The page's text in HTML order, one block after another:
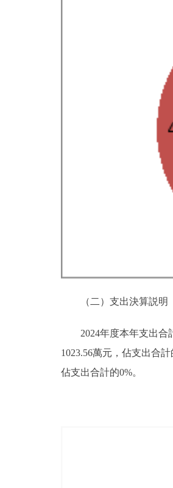
（二）支出決算説明
2024年度本年支出合
1023.56萬元，佔支出合
佔支出合計的0%。